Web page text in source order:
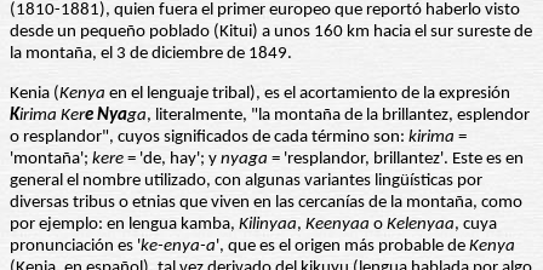
(1810-1881), quien fuera el primer europeo que reportó haberlo visto
desde un pequeño poblado (Kitui) a unos 160 km hacia el sur sureste de
la montaña, el 3 de diciembre de 1849.
Kenia (Kenya en el lenguaje tribal), es el acortamiento de la expresión
Kirima Kere Nyaga, literalmente, "la montaña de la brillantez, esplendor
o resplandor", cuyos significados de cada término son: kirima =
'montaña'; kere = 'de, hay'; y nyaga = 'resplandor, brillantez'. Este es en
general el nombre utilizado, con algunas variantes lingüísticas por
diversas tribus o etnias que viven en las cercanías de la montaña, como
por ejemplo: en lengua kamba, Kilinyaa, Keenyaa o Kelenyaa, cuya
pronunciación es 'ke-enya-a', que es el origen más probable de Kenya